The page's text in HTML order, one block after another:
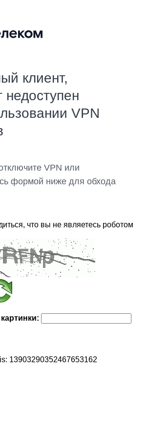
клиент,
недоступен
VPN
VPN или
формой ниже для обхода
что вы не являетесь роботом
13903290352467653162